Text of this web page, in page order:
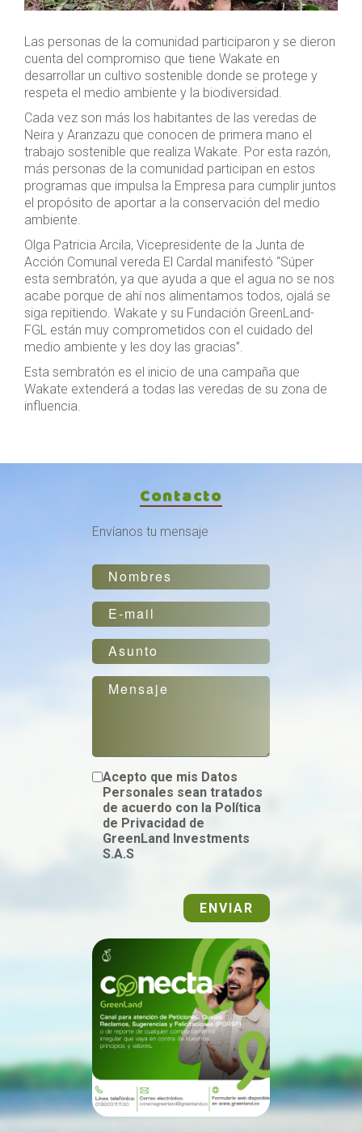
Las personas de la comunidad participaron y se dieron
cuenta del compromiso que tiene Wakate en
desarrollar un cultivo sostenible donde se protege y
respeta el medio ambiente y la biodiversidad.
Cada vez son más los habitantes de las veredas de
Neira y Aranzazu que conocen de primera mano el
trabajo sostenible que realiza Wakate. Por esta razón,
más personas de la comunidad participan en estos
programas que impulsa la Empresa para cumplir juntos
el propósito de aportar a la conservación del medio
ambiente.
Olga Patricia Arcila, Vicepresidente de la Junta de
Acción Comunal vereda El Cardal manifestó “Súper
esta sembratón, ya que ayuda a que el agua no se nos
acabe porque de ahí nos alimentamos todos, ojalá se
siga repitiendo. Wakate y su Fundación GreenLand-
FGL están muy comprometidos con el cuidado del
medio ambiente y les doy las gracias”.
Esta sembratón es el inicio de una campaña que
Wakate extenderá a todas las veredas de su zona de
influencia.
Contacto
Envíanos tu mensaje
Acepto que mis Datos
Personales sean tratados
de acuerdo con la Política
de Privacidad de
GreenLand Investments
S.A.S
ENVIAR